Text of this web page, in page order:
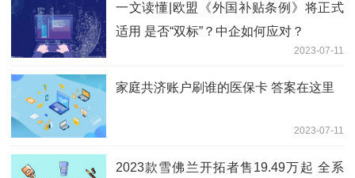
一文读懂|欧盟《外国补贴条例》将正式
适用 是否“双标”？中企如何应对？
2023-07-11
家庭共济账户刷谁的医保卡 答案在这里
2023-07-11
2023款雪佛兰开拓者售19.49万起 全系